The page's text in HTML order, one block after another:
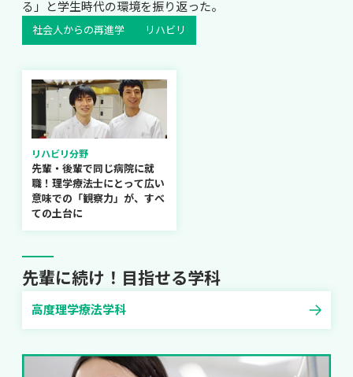
る」と学生時代の環境を振り返った。
社会人からの再進学 リハビリ
リハビリ分野
先輩・後輩で同じ病院に就
職！理学療法士にとって広い
意味での「観察力」が、すべ
ての土台に
先輩に続け！目指せる学科
高度理学療法学科